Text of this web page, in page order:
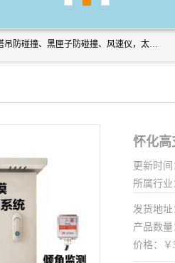
上海宇叶电子科技有限公司是吊钩视频监控、升降机监控、卸料平台监控、塔吊防碰撞、黑匣子防碰撞、风速仪，太阳能障碍灯安全提示灯等一系列升降机的常用配件产品专业研发生产加工的公司，拥有完整、科学的质量管理体系。
怀化高
更新时
所属行业
发货地
产品数量
价格：￥